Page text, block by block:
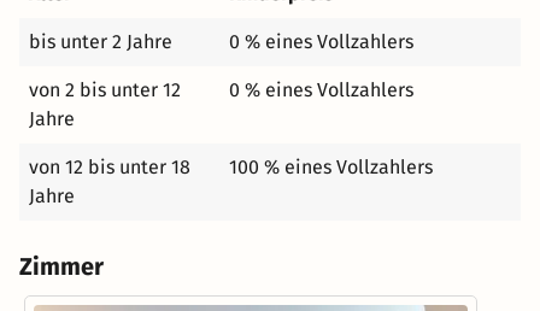
bis unter 2 Jahre 0 % eines Vollzahlers
von 2 bis unter 12
Jahre
0 % eines Vollzahlers
von 12 bis unter 18
Jahre
100 % eines Vollzahlers
Zimmer